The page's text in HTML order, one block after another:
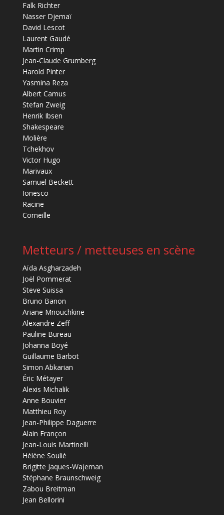
Falk Richter
Nasser Djemaï
David Lescot
Laurent Gaudé
Martin Crimp
Jean-Claude Grumberg
Harold Pinter
Yasmina Reza
Albert Camus
Stefan Zweig
Henrik Ibsen
Shakespeare
Molière
Tchekhov
Victor Hugo
Marivaux
Samuel Beckett
Ionesco
Racine
Corneille
Metteurs / metteuses en scène
Aïda Asgharzadeh
Joël Pommerat
Steve Suissa
Bruno Banon
Ariane Mnouchkine
Alexandre Zeff
Pauline Bureau
Johanna Boyé
Guillaume Barbot
Simon Abkarian
Éric Métayer
Alexis Michalik
Anne Bouvier
Matthieu Roy
Jean-Philippe Daguerre
Alain Françon
Jean-Louis Martinelli
Hélène Soulié
Brigitte Jaques-Wajeman
Stéphane Braunschweig
Zabou Breitman
Jean Bellorini